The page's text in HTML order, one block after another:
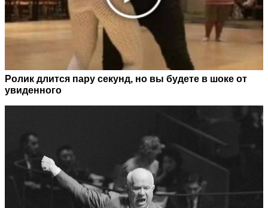
Ролик длится пару секунд, но вы будете в шоке от
увиденного